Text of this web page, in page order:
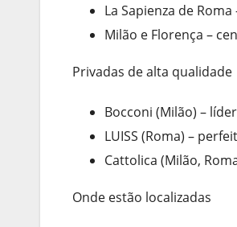
La Sapienza de
Milão e Florença –
Privadas de alta qualidade
Bocconi (Milão) –
LUISS (Roma) –
Cattolica (Milão,
Onde estão localizadas